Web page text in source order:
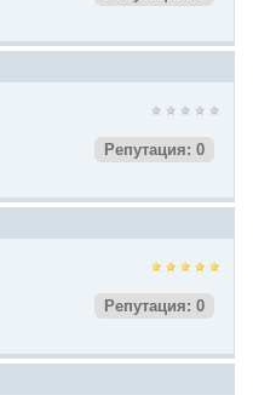
Репутация: 0
Репутация: 0